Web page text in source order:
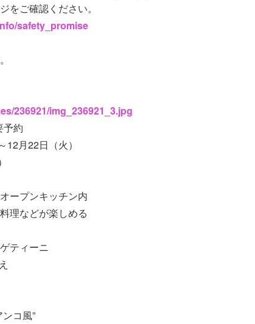
をご確認ください。
safety_promise
236921/img_236921_3.jpg
予約
12月22日（火）
ープンキッチン内
理などが楽しめる
ティーニ
コ風”